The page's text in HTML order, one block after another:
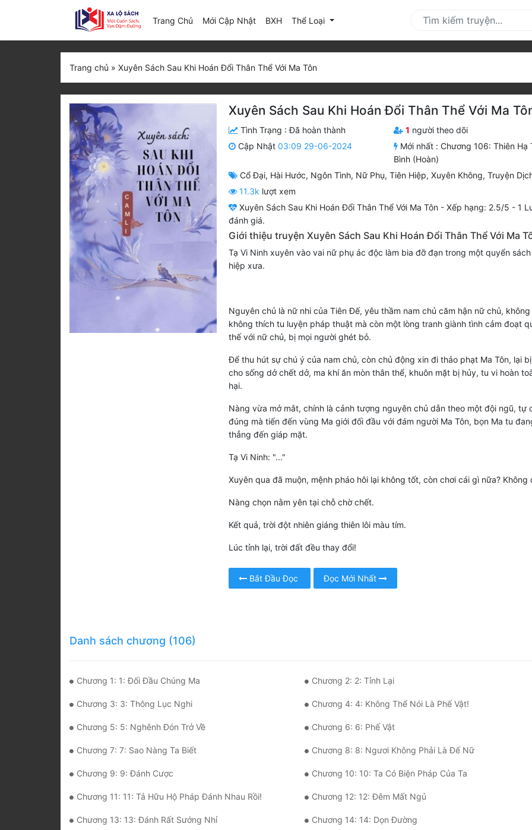
Trang Chủ Mới Cập Nhật(current)
BXH Thể Loại
Trang chủ » Xuyên Sách Sau Khi Hoán Đổi Thân Thể Với Ma Tôn
Xuyên Sách Sau Khi Hoán Đổi Thân Thể Với Ma
Tình Trạng :Đã hoàn thành 1 người theo dõi
Cập Nhật 03:09 29-06-2024 Mới nhất :Chương 106: Thiên Hạ
Bình (Hoàn)
Cổ Đại, Hài Hước, Ngôn Tình, Nữ Phụ, Tiên Hiệp, Xuyên Không, Truyện
11.3k lượt xem
Xuyên Sách Sau Khi Hoán Đổi Thân Thể Với Ma Tôn - Xếp hạng: 2.5/5 - 1
đánh giá.
Giới thiệu truyện Xuyên Sách Sau Khi Hoán Đổi Thân Thể Với Ma
Tạ Vi Ninh xuyên vào vai nữ phụ ác độc làm bia đỡ đạn trong một quyển
hiệp xưa.
Nguyên chủ là nữ nhi của Tiên Đế, yêu thầm nam chủ căm hận nữ chủ, không
không thích tu luyện pháp thuật mà còn một lòng tranh giành tình cảm đoạt
thế với nữ chủ, bị mọi người ghét bỏ.
Để thu hút sự chú ý của nam chủ, còn chủ động xin đi thảo phạt Ma Tôn, lại
cho sống dở chết dở, ma khí ăn mòn thân thể, khuôn mặt bị hủy, tu vi hoàn
hại.
Nàng vừa mở mắt, chính là cảnh tượng nguyên chủ dẫn theo một đội ngũ, tự
đúng mà tiến đến vùng Ma giới đối đầu với đám người Ma Tôn, bọn Ma tu
thẳng đến giáp mặt.
Tạ Vi Ninh: "..."
Xuyên qua đã muộn, mệnh pháo hôi lại không tốt, còn chơi cái gì nữa? Không
Nàng chọn nằm yên tại chỗ chờ chết.
Kết quả, trời đột nhiên giáng thiên lôi màu tím.
Lúc tỉnh lại, trời đất đều thay đổi!
Bắt Đầu Đọc Đọc Mới Nhất
Danh sách chương (106)
Chương 1: 1: Đối Đầu Chúng Ma Chương 2: 2: Tỉnh Lại
Chương 3: 3: Thông Lục Nghi Chương 4: 4: Không Thể Nói Là Phế Vật!
Chương 5: 5: Nghênh Đón Trở Về Chương 6: 6: Phế Vật
Chương 7: 7: Sao Nàng Ta Biết Chương 8: 8: Ngươi Không Phải Là Đế Nữ
Chương 9: 9: Đánh Cược Chương 10: 10: Ta Có Biện Pháp Của Ta
Chương 11: 11: Tả Hữu Hộ Pháp Đánh Nhau Rồi! Chương 12: 12: Đêm Mất Ngủ
Chương 13: 13: Đánh Rất Sướng Nhỉ Chương 14: 14: Dọn Đường